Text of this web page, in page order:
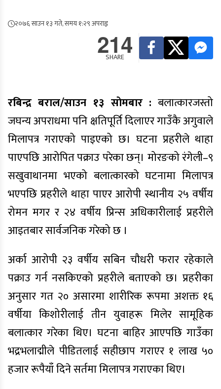
२०७६ साउन १३ गते, समय १:२९ अपराह्न
214
SHARE
रबिन्द्र बराल/साउन १३ साेमबार : बलात्कारजस्तो
जघन्य अपराधमा पनि क्षतिपूर्ति दिलाएर गाउँकै अगुवाले
मिलापत्र गराएको पाइएको छ। घटना प्रहरीले थाहा
पाएपछि आरोपित पक्राउ परेका छन्। मोरङको रंगेली–९
सखुवाथानमा भएको बलात्कारको घटनामा मिलापत्र
भएपछि प्रहरीले थाहा पाएर आरोपी स्थानीय २५ वर्षीय
रोमन मगर र २४ वर्षीय प्रिन्स अधिकारीलाई प्रहरीले
आइतबार सार्वजनिक गरेको छ ।
अर्का आरोपी २३ वर्षीय सबिन चौधरी फरार रहेकाले
पक्राउ गर्न नसकिएको प्रहरीले बताएको छ। प्रहरीका
अनुसार गत २० असारमा शारीरिक रूपमा अशक्त १६
वर्षीया किशोरीलाई तीन युवाहरू मिलेर सामूहिक
बलात्कार गरेका थिए। घटना बाहिर आएपछि गाउँका
भद्रभलाद्मीले पीडितलाई सहीछाप गराएर १ लाख ५०
हजार रूपैयाँ दिने सर्तमा मिलापत्र गराएका थिए।